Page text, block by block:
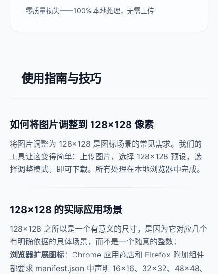
零质量损失——100% 本地处理，无需上传
使用指南与技巧
如何将图片调整到 128×128 像素
将图片调整为 128×128 是图标场景的常见需求。我们的
工具让这变得简单：上传图片，选择 128×128 预设，选
择调整模式，即可下载。所有处理在本地浏览器中完成。
128×128 的实际应用场景
128×128 之所以是一个有意义的尺寸，是因为它对应几个
有明确依据的具体场景，而不是一个随意的整数：
浏览器扩展图标：Chrome 应用商店和 Firefox 附加组件
都要求 manifest.json 中声明 16×16、32×32、48×48、